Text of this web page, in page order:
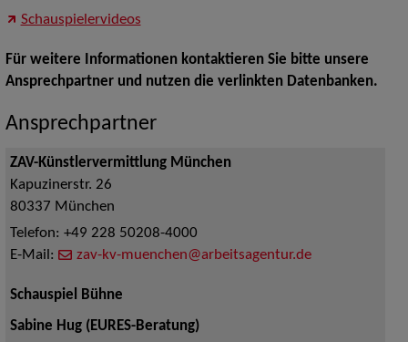
Schauspielervideos
Für weitere Informationen kontaktieren Sie bitte unsere
Ansprechpartner und nutzen die verlinkten Datenbanken.
Ansprechpartner
ZAV-Künstlervermittlung München
Kapuzinerstr. 26
80337 München
Telefon: +49 228 50208-4000
E-Mail:
zav-kv-muenchen@arbeitsagentur.de
Schauspiel Bühne
Sabine Hug (EURES-Beratung)